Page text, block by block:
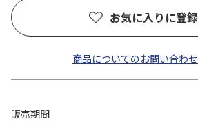
お気に入りに登
商品についてのお問い合わ
販売期間